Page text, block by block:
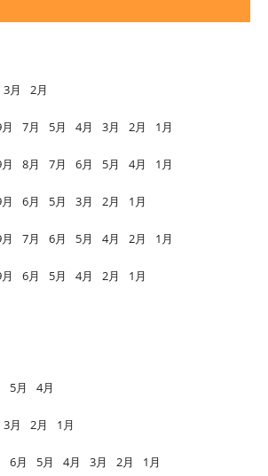
3月
2月
7月 5月 4月 3月 2月
1月
8月 7月 6月 5月 4月
1月
6月 5月 3月 2月
1月
7月 6月 5月 4月 2月
1月
6月 5月 4月 2月
1月
5月
4月
3月 2月
1月
6月 5月 4月 3月 2月
1月